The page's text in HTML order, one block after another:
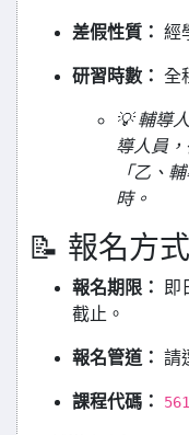
差假性質： 經
研習時數： 全
💡 輔導
導人員
「乙、
時。
📝 報名方式
報名期限：
即
截止。
報名管道： 請
課程代碼：